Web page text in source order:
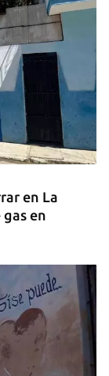
desafía la
en La
en